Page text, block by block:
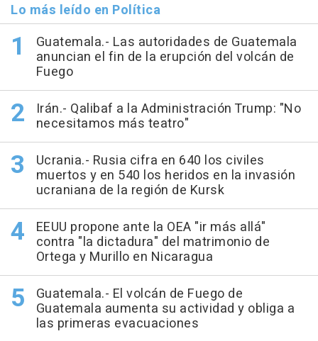
Lo más leído en Política
Guatemala.- Las autoridades de Guatemala
anuncian el fin de la erupción del volcán de
Fuego
Irán.- Qalibaf a la Administración Trump: "No
necesitamos más teatro"
Ucrania.- Rusia cifra en 640 los civiles
muertos y en 540 los heridos en la invasión
ucraniana de la región de Kursk
EEUU propone ante la OEA "ir más allá"
contra "la dictadura" del matrimonio de
Ortega y Murillo en Nicaragua
Guatemala.- El volcán de Fuego de
Guatemala aumenta su actividad y obliga a
las primeras evacuaciones